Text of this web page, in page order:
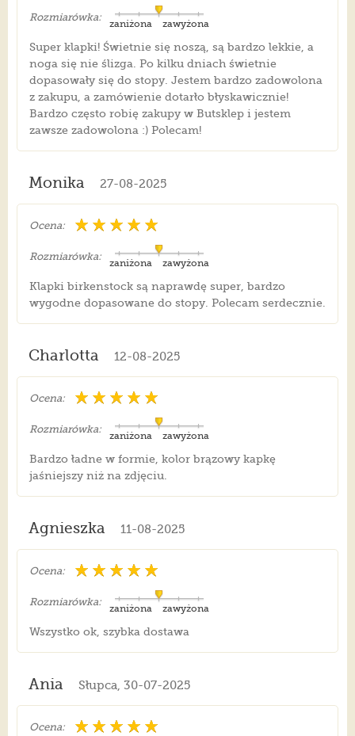
Rozmiarówka:
zawyżona
zaniżona
Super klapki! Świetnie się noszą, są bardzo lekkie, a
noga się nie ślizga. Po kilku dniach świetnie
dopasowały się do stopy. Jestem bardzo zadowolona
z zakupu, a zamówienie dotarło błyskawicznie!
Bardzo często robię zakupy w Butsklep i jestem
zawsze zadowolona :) Polecam!
Monika 27-08-2025
Ocena:
Rozmiarówka:
zawyżona
zaniżona
Klapki birkenstock są naprawdę super, bardzo
wygodne dopasowane do stopy. Polecam serdecznie.
Charlotta 12-08-2025
Ocena:
Rozmiarówka:
zawyżona
zaniżona
Bardzo ładne w formie, kolor brązowy kapkę
jaśniejszy niż na zdjęciu.
Agnieszka 11-08-2025
Ocena:
Rozmiarówka:
zawyżona
zaniżona
Wszystko ok, szybka dostawa
Ania Słupca, 30-07-2025
Ocena: